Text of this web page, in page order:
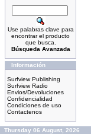
Use palabras clave para
encontrar el producto
que busca.
Búsqueda Avanzada
Información
Surfview Publishing
Surfview Radio
Envios/Devoluciones
Confidencialidad
Condiciones de uso
Contactenos
Thursday 06 August, 2026